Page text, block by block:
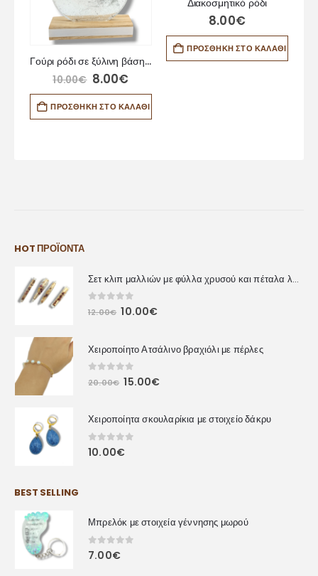
Γούρι ρόδι σε ξύλινη βάση σε ασημί χρώμα
10.00€ 8.00€
ΠΡΟΣΘΉΚΗ ΣΤΟ ΚΑΛΆΘΙ
Διακοσμητικό ρόδι
8.00€
ΠΡΟΣΘΉΚΗ ΣΤΟ ΚΑΛΆΘΙ
HOT ΠΡΟΪΌΝΤΑ
Σετ κλιπ μαλλιών με φύλλα χρυσού και πέταλα λουλουδιών
out of 5
12.00€ 10.00€
Χειροποίητο Ατσάλινο βραχιόλι με πέρλες
out of 5
20.00€ 15.00€
Χειροποίητα σκουλαρίκια με στοιχείο δάκρυ
0out of 5
10.00€
BEST SELLING
Μπρελόκ με στοιχεία γέννησης μωρού
0 out of 5
7.00€